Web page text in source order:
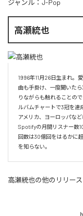
ジャンル： J-Pop
高瀬統也
1996年11月26日生まれ。
曲も手掛け、一度聞いた
りながらも触れることの
ルバムチャートで3冠を達
アメリカ、ヨーロッパな
Spotifyの月間リスナー数
回数は30億回をはるかに
を知らない。
高瀬統也の他のリリース